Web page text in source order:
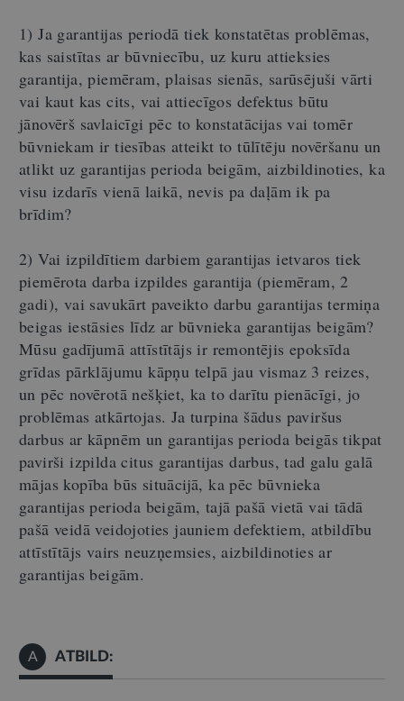
1) Ja garantijas periodā tiek konstatētas problēmas,
kas saistītas ar būvniecību, uz kuru attieksies
garantija, piemēram, plaisas sienās, sarūsējuši vārti
vai kaut kas cits, vai attiecīgos defektus būtu
jānovērš savlaicīgi pēc to konstatācijas vai tomēr
būvniekam ir tiesības atteikt to tūlītēju novēršanu un
atlikt uz garantijas perioda beigām, aizbildinoties, ka
visu izdarīs vienā laikā, nevis pa daļām ik pa
brīdim?
2) Vai izpildītiem darbiem garantijas ietvaros tiek
piemērota darba izpildes garantija (piemēram, 2
gadi), vai savukārt paveikto darbu garantijas termiņa
beigas iestāsies līdz ar būvnieka garantijas beigām?
Mūsu gadījumā attīstītājs ir remontējis epoksīda
grīdas pārklājumu kāpņu telpā jau vismaz 3 reizes,
un pēc novērotā nešķiet, ka to darītu pienācīgi, jo
problēmas atkārtojas. Ja turpina šādus paviršus
darbus ar kāpnēm un garantijas perioda beigās tikpat
pavirši izpilda citus garantijas darbus, tad galu galā
mājas kopība būs situācijā, ka pēc būvnieka
garantijas perioda beigām, tajā pašā vietā vai tādā
pašā veidā veidojoties jauniem defektiem, atbildību
attīstītājs vairs neuzņemsies, aizbildinoties ar
garantijas beigām.
A ATBILD: